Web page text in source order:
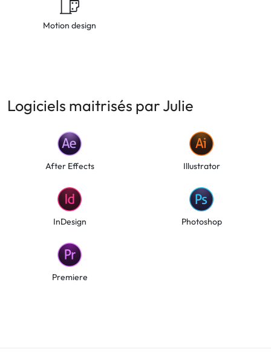
Motion design
Logiciels maitrisés par Julie
After Effects Illustrator
InDesign Photoshop
Premiere